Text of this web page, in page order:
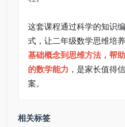
这套课程通过科学的知识
式，让二年级数学思维培
基础概念到思维方法，帮
的数学能力 ，是家长值得
案。
相关标签